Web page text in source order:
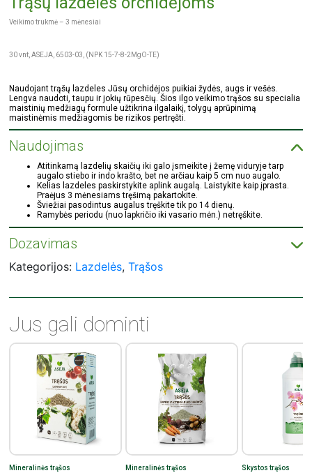
Veikimo trukmė – 3 mėnesiai
30 vnt, ASEJA, 6503-03, (NPK 15-7-8-2MgO-TE)
Naudojant trąšų lazdeles Jūsų orchidėjos puikiai žydės, augs ir vešės.
Lengva naudoti, taupu ir jokių rūpesčių. Šios ilgo veikimo trąšos su specialia
maistinių medžiagų formule užtikrina ilgalaikį, tolygų aprūpinimą
maistinėmis medžiagomis be rizikos pertręšti.
Naudojimas
Atitinkamą lazdelių skaičių iki galo įsmeikite į žemę viduryje tarp
augalo stiebo ir indo krašto, bet ne arčiau kaip 5 cm nuo augalo.
Kelias lazdeles paskirstykite aplink augalą. Laistykite kaip įprasta.
Praėjus 3 mėnesiams tręšimą pakartokite.
Šviežiai pasodintus augalus tręškite tik po 14 dienų.
Ramybės periodu (nuo lapkričio iki vasario mėn.) netręškite.
Dozavimas
20 cm skersmens vazonui – pusę lazdelės
30 cm skersmens vazonui – viena lazdelė
Kategorijos: Lazdelės,Trąšos
Jus gali dominti
Mineralinės trąšos Mineralinės trąšos Skystos trąšos